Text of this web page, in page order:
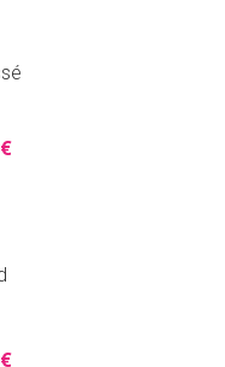
€Le
€Le